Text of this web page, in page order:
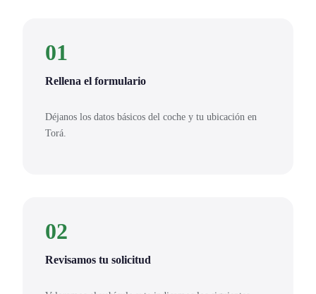
01
Rellena el formulario
Déjanos los datos básicos del coche y tu ubicación en
Torá.
02
Revisamos tu solicitud